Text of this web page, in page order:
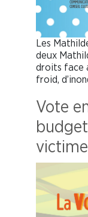
Les
deux
droits face
froid,
Vote